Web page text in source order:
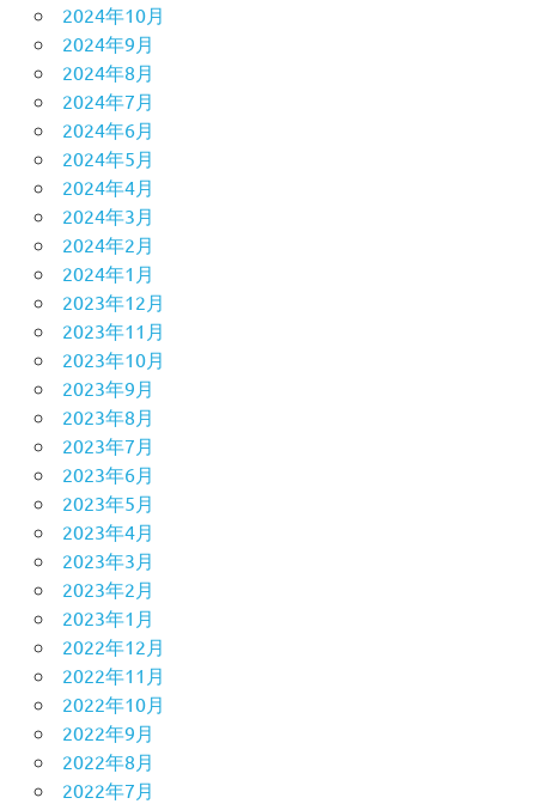
2024年10月
2024年9月
2024年8月
2024年7月
2024年6月
2024年5月
2024年4月
2024年3月
2024年2月
2024年1月
2023年12月
2023年11月
2023年10月
2023年9月
2023年8月
2023年7月
2023年6月
2023年5月
2023年4月
2023年3月
2023年2月
2023年1月
2022年12月
2022年11月
2022年10月
2022年9月
2022年8月
2022年7月